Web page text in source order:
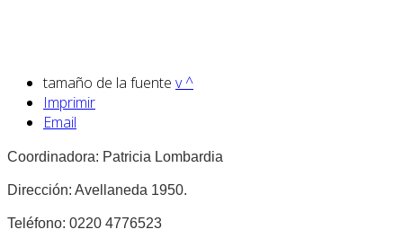
tamaño de la fuente v^
Imprimir
Email
Coordinadora: Patricia Lombardia
Dirección: Avellaneda 1950.
Teléfono: 0220 4776523